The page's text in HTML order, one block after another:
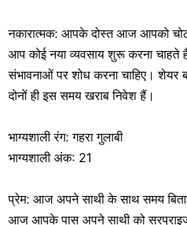
नकारात्मक: आपके दोस्त आज आपको
आप कोई नया व्यवसाय शुरू करना चाहते
संभावनाओं पर शोध करना चाहिए। शेयर
दोनों ही इस समय खराब निवेश हैं।
भाग्यशाली रंग: गहरा गुलाबी
भाग्यशाली अंक: 21
प्रेम: आज अपने साथी के साथ समय
आज आपके पास अपने साथी को सरप्राइज